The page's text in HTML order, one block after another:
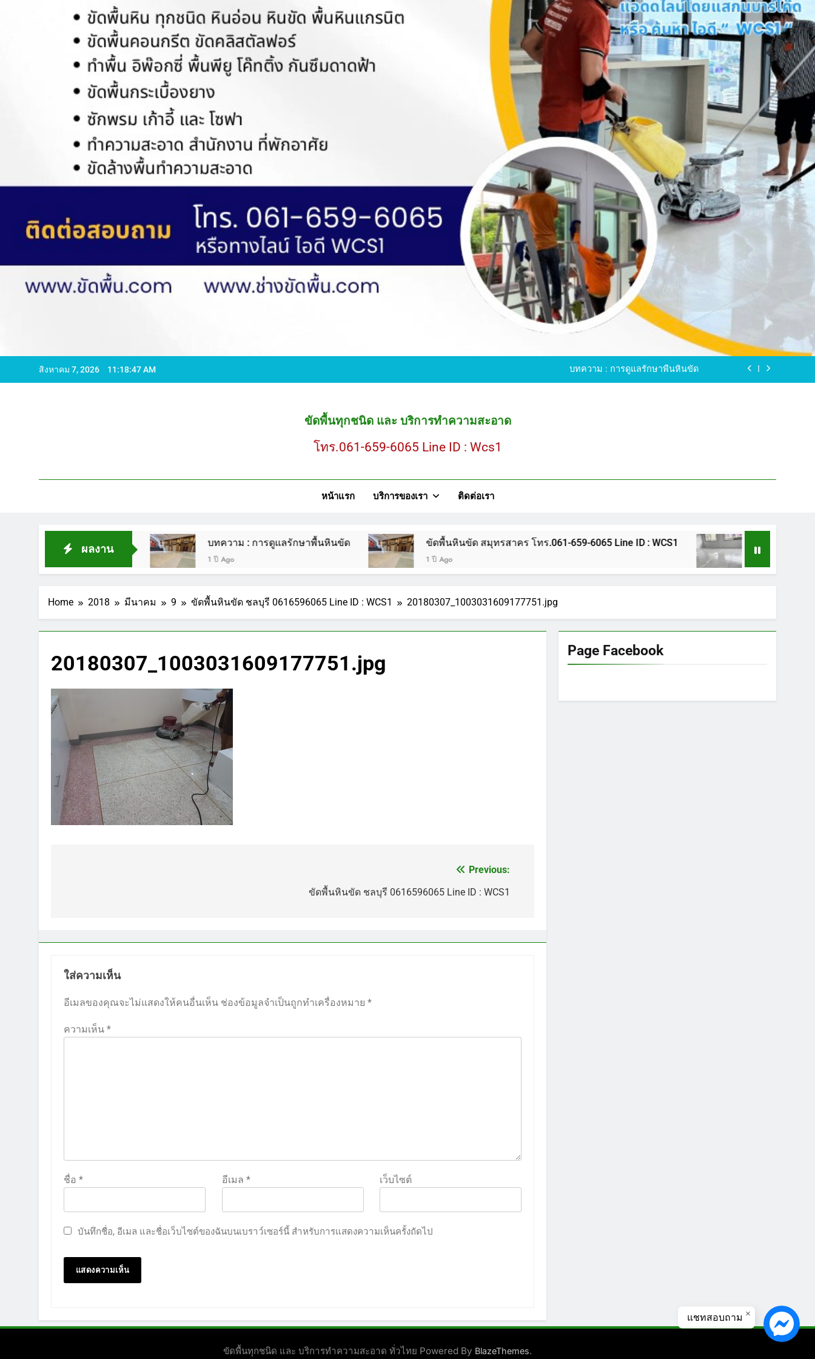
สิงหาคม 7, 2026 11:18:48 AM
ขัดพื้นหินขัด อบต.แหลมบัวนครปฐม
ขัดพื้นหินอ่อน โทร.0616596065 ไลน์ WCS1
บทความ : การดูแลรักษาพื้นหินขัด
ขัดพื้นหินขัด สมุทรสาคร โทร.061-659-6065 Line ID : WCS1
ขัดพื้นทุกชนิด และ บริการทำความสะอาด
โทร.061-659-6065 Line ID : Wcs1
หน้าแรก บริการของเรา ติดต่อเรา
ผลงาน
ไลน์ WCS1 บทความ : การดูแลรักษาพื้นหินขัด
1 ปี Ago
ขัดพื้นหินขัด สมุทรสาคร โทร.061-659-6065 Line ID : WCS1
1 ปี Ago
ขัดพื้นหินขัด อบต.แหลมบัว
1 ปี Ago
Home 2018 มีนาคม 9 ขัดพื้นหินขัด ชลบุรี 0616596065 Line ID : WCS1 20180307_1003031609177751.jpg
20180307_1003031609177751.jpg
Previous:
ขัดพื้นหินขัด ชลบุรี 0616596065 Line ID : WCS1
ใส่ความเห็น
อีเมลของคุณจะไม่แสดงให้คนอื่นเห็น ช่องข้อมูลจำเป็นถูกทำเครื่องหมาย *
ความเห็น *
ชื่อ * อีเมล * เว็บไซต์
บันทึกชื่อ, อีเมล และชื่อเว็บไซต์ของฉันบนเบราว์เซอร์นี้ สำหรับการแสดงความเห็นครั้งถัดไป
Page Facebook
ขัดพื้นทุกชนิด และ บริการทำความสะอาด ทั่วไทย Powered By BlazeThemes.
แชทสอบถาม